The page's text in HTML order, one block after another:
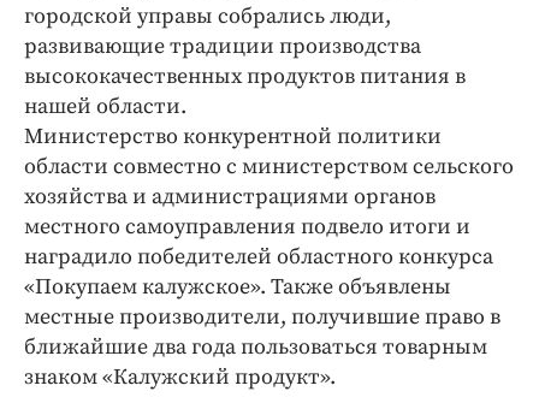
городской управы собрались люди,
развивающие традиции производства
высококачественных продуктов питания в
нашей области.
Министерство конкурентной политики
области совместно с министерством сельского
хозяйства и администрациями органов
местного самоуправления подвело итоги и
наградило победителей областного конкурса
«Покупаем калужское». Также объявлены
местные производители, получившие право в
ближайшие два года пользоваться товарным
знаком «Калужский продукт».